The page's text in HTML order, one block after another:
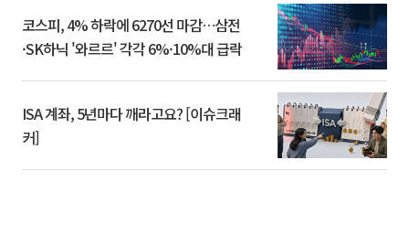
코스피, 4% 하락에 6270선 마감…삼전
·SK하닉 '와르르' 각각 6%·10%대 급락
ISA 계좌, 5년마다 깨라고요? [이슈크래
커]